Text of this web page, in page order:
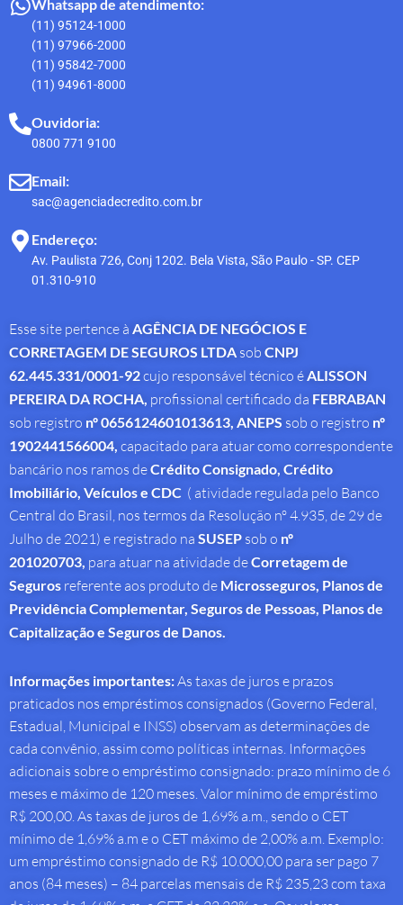
Whatsapp de atendimento:
(11) 95124-1000
(11) 97966-2000
(11) 95842-7000
(11) 94961-8000
Ouvidoria:
0800 771 9100
Email:
sac@agenciadecredito.com.br
Endereço:
Av. Paulista 726, Conj 1202. Bela Vista, São Paulo - SP. CEP
01.310-910
Esse site pertence à AGÊNCIA DE NEGÓCIOS E
CORRETAGEM DE SEGUROS LTDA sob CNPJ
62.445.331/0001-92cujo responsável técnico é ALISSON
PEREIRA DA ROCHA profissional certificado da FEBRABAN
sob registro nº 0656124601013613, ANEPS sob o registro nº
1902441566004, capacitado para atuar como correspondente
bancário nos ramos deCrédito Consignado, Crédito
Imobiliário, Veículos e CDC ( atividade regulada pelo Banco
Central do Brasil, nos termos da Resolução nº 4.935, de 29 de
Julho de 2021) e registrado na SUSEP sob o nº
201020703, para atuar na atividade deCorretagem de
Seguros referente aos produto de Microsseguros, Planos de
Previdência Complementar, Seguros de Pessoas, Planos de
Capitalização e Seguros de Danos.
Informações importantes:As taxas de juros e prazos
praticados nos empréstimos consignados (Governo Federal,
Estadual, Municipal e INSS) observam as determinações de
cada convênio, assim como políticas internas. Informações
adicionais sobre o empréstimo consignado: prazo mínimo de 6
meses e máximo de 120 meses. Valor mínimo de empréstimo
R$ 200,00. As taxas de juros de 1,69% a.m., sendo o CET
mínimo de 1,69% a.m e o CET máximo de 2,00% a.m. Exemplo:
um empréstimo consignado de R$ 10.000,00 para ser pago 7
anos (84 meses) – 84 parcelas mensais de R$ 235,23 com taxa